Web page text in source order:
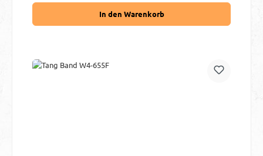
In den Warenkorb